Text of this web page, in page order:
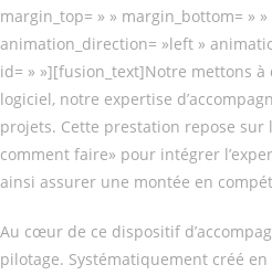
margin_top= » » margin_bottom= »
animation_direction= »left »
id= » »][fusion_text]Notre mettons
logiciel, notre expertise
projets. Cette prestation repose
comment faire» pour intégrer
ainsi assurer une montée en
Au cœur de ce dispositif
pilotage. Systématiquement créé